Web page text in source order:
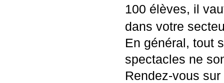
100 élèves, il
dans votre
En général, tout
spectacles ne
Rendez-vous